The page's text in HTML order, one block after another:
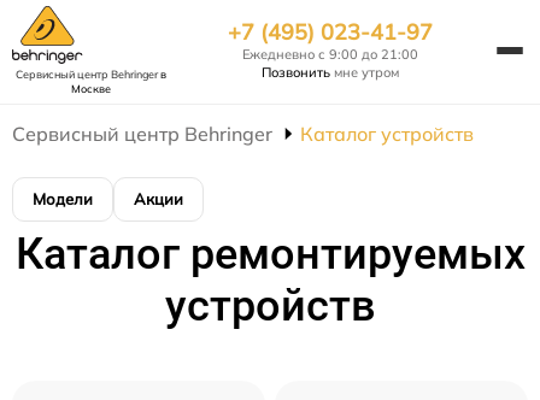
Сервисный центр Behringerв
Москве
+7 (495) 023-41-97
Ежедневно с 9:00 до 21:00
Позвонить мне утром
Сервисный центр Behringer Каталог устройств
Модели Акции
Каталог ремонтируемых
устройств